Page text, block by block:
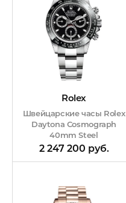
Rolex
Швейцарские часы Rolex
Daytona Cosmograph
40mm Steel
2 247 200 руб.